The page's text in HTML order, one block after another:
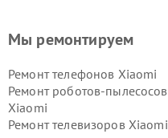
Мы ремонтируем
Ремонт телефонов Xiaomi
Ремонт роботов-пылесосов
Xiaomi
Ремонт телевизоров Xiaomi